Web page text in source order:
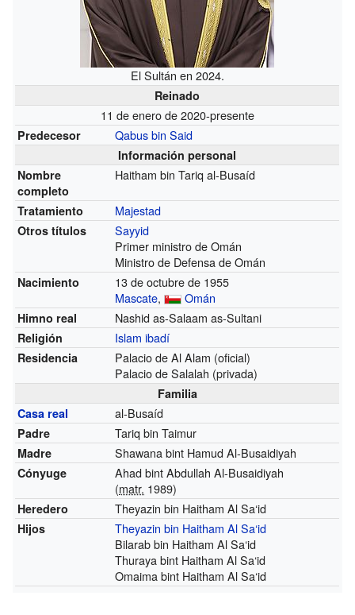
El Sultán en 2024.
Reinado
11 de enero de 2020-presente
Predecesor Qabus bin Said
Información personal
Nombre
completo
Haitham bin Tariq al-Busaíd
Tratamiento Majestad
Otros títulos
Sayyid
Primer ministro de Omán
Ministro de Defensa de Omán
Nacimiento
13 de octubre de 1955
Mascate, Omán
Himno real Nashid as-Salaam as-Sultani
Religión Islam ibadí
Residencia
Palacio de Al Alam (oficial)
Palacio de Salalah (privada)
Familia
Casa real
al-Busaíd
Padre Tariq bin Taimur
Madre Shawana bint Hamud Al-Busaidiyah
Cónyuge
Ahad bint Abdullah Al-Busaidiyah
(matr. 1989)
Heredero Theyazin bin Haitham Al Sa‘id
Hijos
Theyazin bin Haitham Al Sa‘id
Bilarab bin Haitham Al Sa‘id
Thuraya bint Haitham Al Sa‘id
Omaima bint Haitham Al Sa‘id